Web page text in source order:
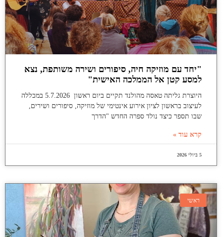
"יחד עם מוזיקה חיה, סיפורים ושירה משותפת, נצא
למסע קטן אל הממלכה האישית"
היוצרת גליתה טאסה מהולנד תקיים ביום ראשון 5.7.2026 במכללה
לעיצוב בראשון לציון אירוע אינטימי של מוזיקה, סיפורים ושירים,
שבו תספר כיצד נולד ספרה החדש "הדרך
קרא עוד »
5 ביולי 2026
ראשי